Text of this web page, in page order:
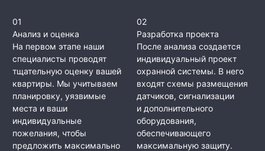
01
Анализ и оценка
На первом этапе наши
специалисты проводят
тщательную оценку вашей
квартиры. Мы учитываем
планировку, уязвимые
места и ваши
индивидуальные
пожелания, чтобы
предложить максимально
02
Разработка проекта
После анализа создается
индивидуальный проект
охранной системы. В него
входят схемы размещения
датчиков, сигнализации
и дополнительного
оборудования,
обеспечивающего
максимальную защиту.